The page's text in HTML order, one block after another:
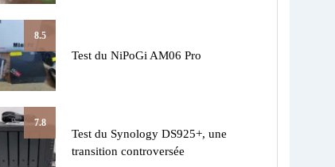
8.5
Test du NiPoGi AM06 Pro
7.8
Test du Synology DS925+, une
transition controversée